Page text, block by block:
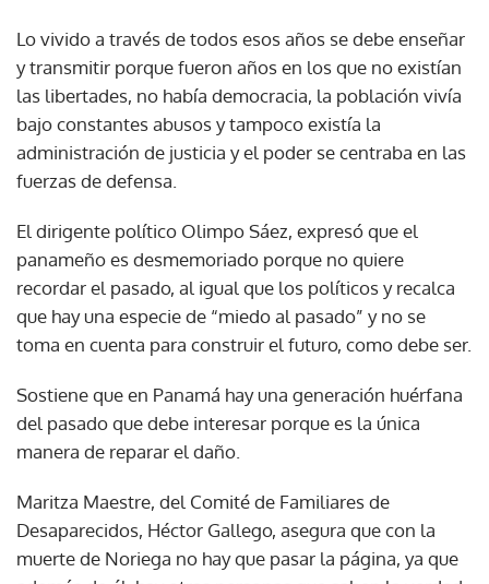
Lo vivido a través de todos esos años se debe enseñar
y transmitir porque fueron años en los que no existían
las libertades, no había democracia, la población vivía
bajo constantes abusos y tampoco existía la
administración de justicia y el poder se centraba en las
fuerzas de defensa.
El dirigente político Olimpo Sáez, expresó que el
panameño es desmemoriado porque no quiere
recordar el pasado, al igual que los políticos y recalca
que hay una especie de “miedo al pasado” y no se
toma en cuenta para construir el futuro, como debe ser.
Sostiene que en Panamá hay una generación huérfana
del pasado que debe interesar porque es la única
manera de reparar el daño.
Maritza Maestre, del Comité de Familiares de
Desaparecidos, Héctor Gallego, asegura que con la
muerte de Noriega no hay que pasar la página, ya que